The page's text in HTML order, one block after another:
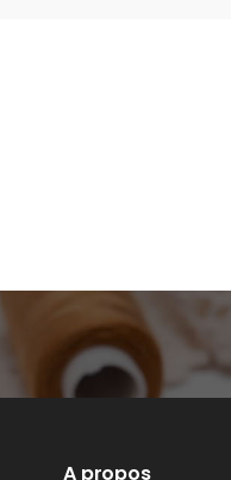
A propos